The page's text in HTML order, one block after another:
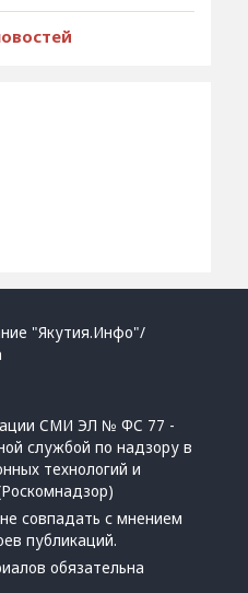
"Якутия.Инфо"/
СМИ ЭЛ № ФС 77 -
службой по надзору в
технологий и
совпадать с мнением
публикаций.
обязательна